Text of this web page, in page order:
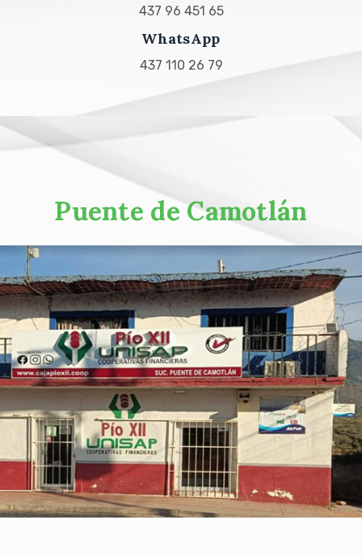
437 96 451 65
WhatsApp
437 110 26 79
Puente de Camotlán